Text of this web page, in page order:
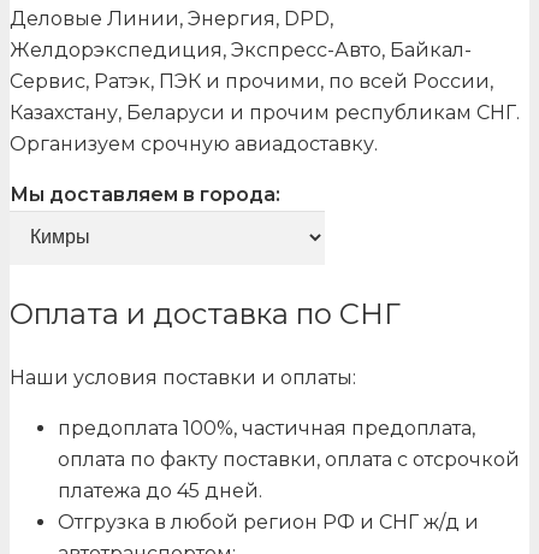
Деловые Линии, Энергия, DPD,
Желдорэкспедиция, Экспресс-Авто, Байкал-
Сервис, Ратэк, ПЭК и прочими, по всей России,
Казахстану, Беларуси и прочим республикам СНГ.
Организуем срочную авиадоставку.
Мы доставляем в города:
Оплата и доставка по СНГ
Наши условия поставки и оплаты:
предоплата 100%, частичная предоплата,
оплата по факту поставки, оплата с отсрочкой
платежа до 45 дней.
Отгрузка в любой регион РФ и СНГ ж/д и